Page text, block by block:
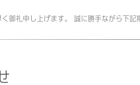
御礼申し上げます。 誠に勝手ながら下